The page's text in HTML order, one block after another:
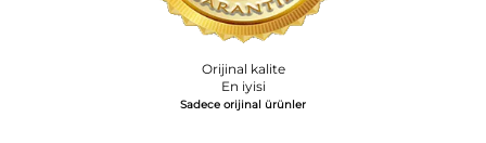
Orijinal kalite
En iyisi
Sadece orijinal ürünler